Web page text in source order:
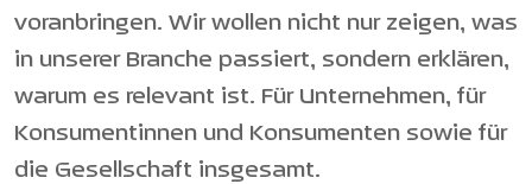
voranbringen. Wir wollen nicht nur zeigen, was
in unserer Branche passiert, sondern erklären,
warum es relevant ist. Für Unternehmen, für
Konsumentinnen und Konsumenten sowie für
die Gesellschaft insgesamt.